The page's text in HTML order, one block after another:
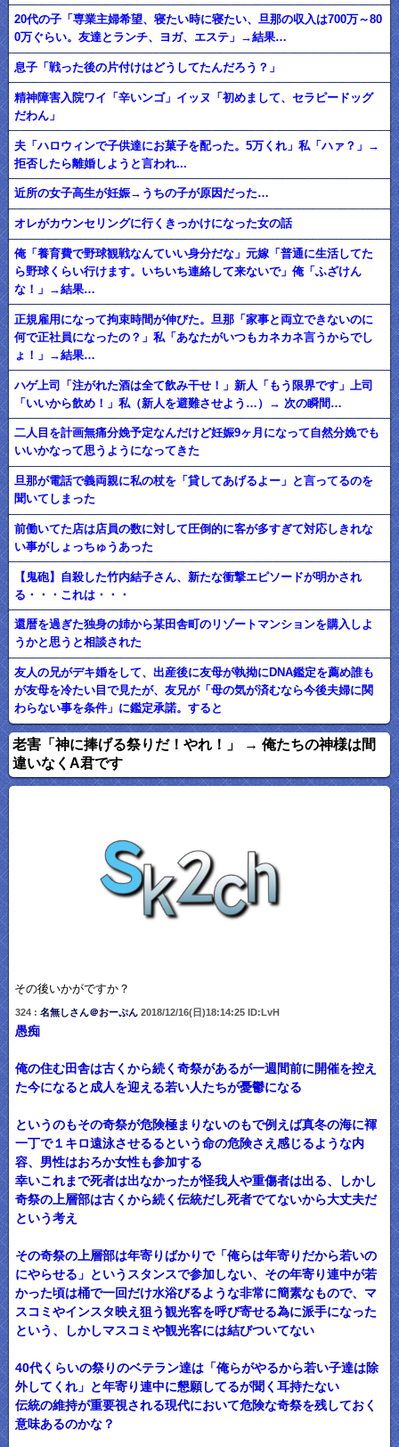
20代の子「専業主婦希望、寝たい時に寝たい、旦那の収入は700万～80
0万ぐらい。友達とランチ、ヨガ、エステ」→結果…
息子「戦った後の片付けはどうしてたんだろう？」
精神障害入院ワイ「辛いンゴ」イッヌ「初めまして、セラピードッグ
だわん」
夫「ハロウィンで子供達にお菓子を配った。5万くれ」私「ハァ？」→
拒否したら離婚しようと言われ...
近所の女子高生が妊娠→うちの子が原因だった…
オレがカウンセリングに行くきっかけになった女の話
俺「養育費で野球観戦なんていい身分だな」元嫁「普通に生活してた
ら野球くらい行けます。いちいち連絡して来ないで」俺「ふざけん
な！」→結果…
正規雇用になって拘束時間が伸びた。旦那「家事と両立できないのに
何で正社員になったの？」私「あなたがいつもカネカネ言うからでし
ょ！」→結果…
ハゲ上司「注がれた酒は全て飲み干せ！」新人「もう限界です」上司
「いいから飲め！」私（新人を避難させよう…）→ 次の瞬間…
二人目を計画無痛分娩予定なんだけど妊娠9ヶ月になって自然分娩でも
いいかなって思うようになってきた
旦那が電話で義両親に私の杖を「貸してあげるよー」と言ってるのを
聞いてしまった
前働いてた店は店員の数に対して圧倒的に客が多すぎて対応しきれな
い事がしょっちゅうあった
【鬼砲】自殺した竹内結子さん、新たな衝撃エピソードが明かされ
る・・・これは・・・
還暦を過ぎた独身の姉から某田舎町のリゾートマンションを購入しよ
うかと思うと相談された
友人の兄がデキ婚をして、出産後に友母が執拗にDNA鑑定を薦め誰も
が友母を冷たい目で見たが、友兄が「母の気が済むなら今後夫婦に関
わらない事を条件」に鑑定承諾。すると
老害「神に捧げる祭りだ！やれ！」 → 俺たちの神様は間
違いなくA君です
その後いかがですか？
324 : 名無しさん＠おーぷん2018/12/16(日)18:14:25 ID:LvH
愚痴
俺の住む田舎は古くから続く奇祭があるが一週間前に開催を控え
た今になると成人を迎える若い人たちが憂鬱になる
というのもその奇祭が危険極まりないのもで例えば真冬の海に褌
一丁で１キロ遠泳させるるという命の危険さえ感じるような内
容、男性はおろか女性も参加する
幸いこれまで死者は出なかったが怪我人や重傷者は出る、しかし
奇祭の上層部は古くから続く伝統だし死者でてないから大丈夫だ
という考え
その奇祭の上層部は年寄りばかりで「俺らは年寄りだから若いの
にやらせる」というスタンスで参加しない、その年寄り連中が若
かった頃は桶で一回だけ水浴びるような非常に簡素なもので、マ
スコミやインスタ映え狙う観光客を呼び寄せる為に派手になった
という、しかしマスコミや観光客には結びついてない
40代くらいの祭りのベテラン達は「俺らがやるから若い子達は除
外してくれ」と年寄り連中に懇願してるが聞く耳持たない
伝統の維持が重要視される現代において危険な奇祭を残しておく
意味あるのかな？